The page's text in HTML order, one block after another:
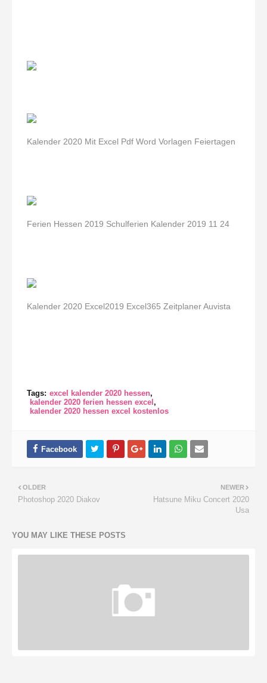
Kalender 2020 Mit Excel Pdf Word Vorlagen Feiertagen
Ferien Hessen 2019 Schulferien Kalender 2019 11 24
Kalender 2020 Excel2019 Excel365 Zeitplaner Auvista
Tags: excel kalender 2020 hessen
kalender 2020 ferien hessen excel
kalender 2020 hessen excel kostenlos
NEWER
Hatsune Miku Concert 2020
Usa
OLDER
Photoshop 2020 Diakov
YOU MAY LIKE THESE POSTS